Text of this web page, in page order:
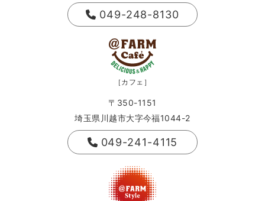
049-248-8130
［カフェ］
〒350-1151
埼玉県川越市大字今福1044-2
049-241-4115